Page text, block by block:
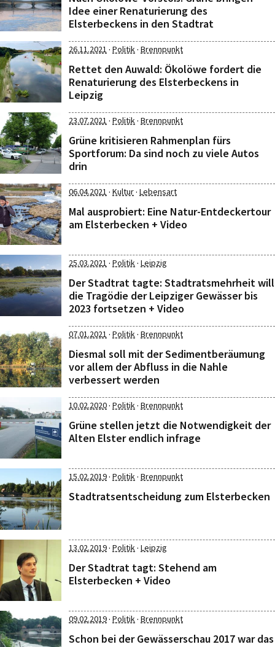
Idee einer Renaturierung des
Elsterbeckens in den Stadtrat
26.11.2021 · Politik· Brennpunkt
Rettet den Auwald: Ökolöwe fordert die
Renaturierung des Elsterbeckens in
Leipzig
23.07.2021 · Politik· Brennpunkt
Grüne kritisieren Rahmenplan fürs
Sportforum: Da sind noch zu viele Autos
drin
06.04.2021 · Kultur· Lebensart
Mal ausprobiert: Eine Natur-Entdeckertour
am Elsterbecken + Video
25.03.2021 · Politik· Leipzig
Der Stadtrat tagte: Stadtratsmehrheit will
die Tragödie der Leipziger Gewässer bis
2023 fortsetzen + Video
07.01.2021 · Politik· Brennpunkt
Diesmal soll mit der Sedimentberäumung
vor allem der Abfluss in die Nahle
verbessert werden
10.02.2020· Politik· Brennpunkt
Grüne stellen jetzt die Notwendigkeit der
Alten Elster endlich infrage
15.02.2019· Politik· Brennpunkt
Stadtratsentscheidung zum Elsterbecken
13.02.2019· Politik· Leipzig
Der Stadtrat tagt: Stehend am
Elsterbecken + Video
09.02.2019· Politik· Brennpunkt
Schon bei der Gewässerschau 2017 war das